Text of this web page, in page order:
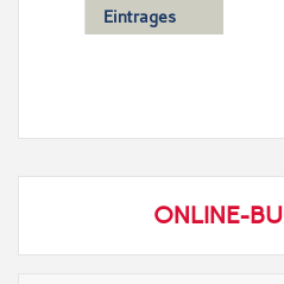
Eintrages
ONLINE-